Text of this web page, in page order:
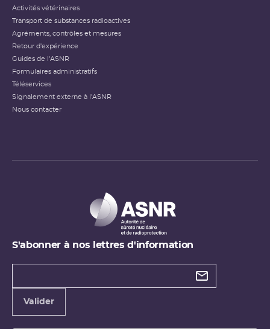
Activités vétérinaires
Transport de substances radioactives
Agréments, contrôles et mesures
Retour d'expérience
Guides de l'ASNR
Formulaires administratifs
Téléservices
Signalement externe à l'ASNR
Nous contacter
S'abonner à nos lettres d'information
Types de
Valider